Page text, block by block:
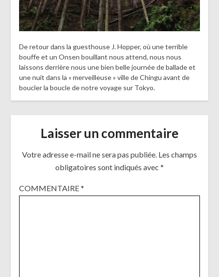
De retour dans la guesthouse J. Hopper, où une terrible
bouffe et un Onsen bouillant nous attend, nous nous
laissons derrière nous une bien belle journée de ballade et
une nuit dans la « merveilleuse » ville de Chingu avant de
boucler la boucle de notre voyage sur Tokyo.
Laisser un commentaire
Votre adresse e-mail ne sera pas publiée. Les champs
obligatoires sont indiqués avec *
COMMENTAIRE*